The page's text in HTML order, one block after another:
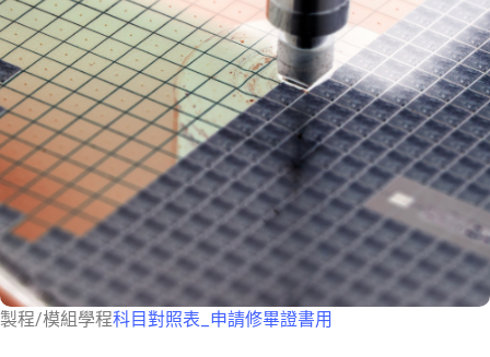
製程/模組學程科目對照表_申請修畢證書用